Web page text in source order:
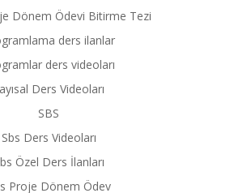
Dönem Ödevi Bitirme Tezi
ders ilanlar
ders videoları
Ders Videoları
SBS
Sbs Ders Videoları
Özel Ders İlanları
Proje Dönem Ödev